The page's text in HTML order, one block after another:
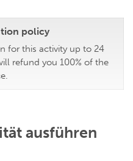
policy
for this activity up to 24
refund you 100% of the
ausführen